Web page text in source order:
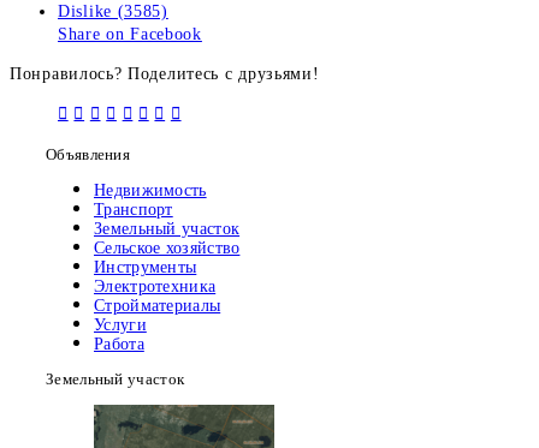
Dislike (3585)
Share on Facebook
Понравилось? Поделитесь с друзьями!
Объявления
Недвижимость
Транспорт
Земельный участок
Сельское хозяйство
Инструменты
Электротехника
Стройматериалы
Услуги
Работа
Земельный участок